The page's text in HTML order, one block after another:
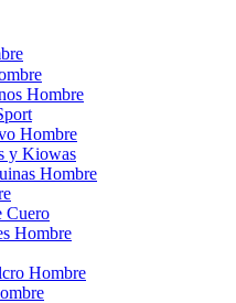
Hombre
Hombre
y Kiowas
Hombre
Cuero
Hombre
Hombre